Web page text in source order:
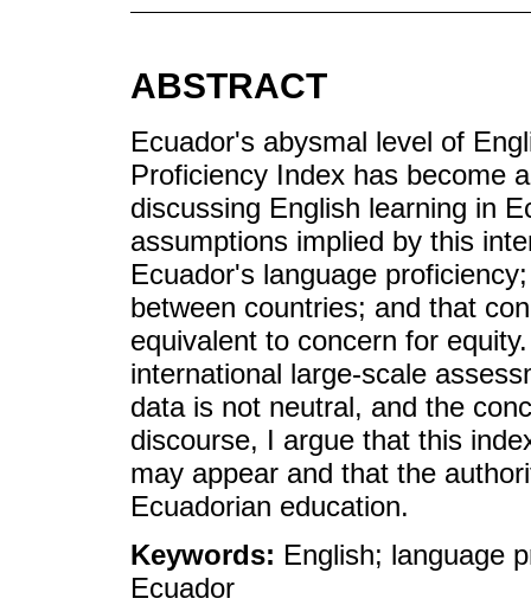
ABSTRACT
Ecuador's abysmal level of
Proficiency Index has become
discussing English learning in
assumptions implied by this
Ecuador's language
between countries; and that
equivalent to concern for
international large-scale
data is not neutral, and the
discourse, I argue that this
may appear and that the
Ecuadorian education.
Keywords: English; language
Ecuador